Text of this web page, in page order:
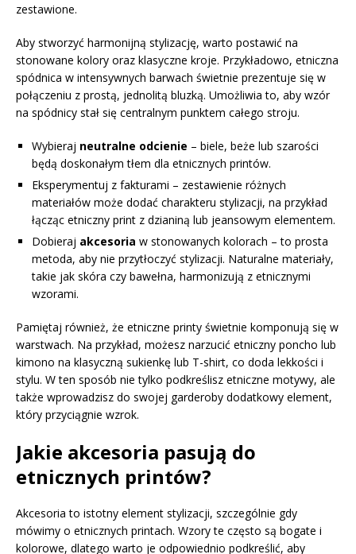
zestawione.
Aby stworzyć harmonijną stylizację, warto postawić na
stonowane kolory oraz klasyczne kroje. Przykładowo, etniczna
spódnica w intensywnych barwach świetnie prezentuje się w
połączeniu z prostą, jednolitą bluzką. Umożliwia to, aby wzór
na spódnicy stał się centralnym punktem całego stroju.
Wybieraj neutralne odcienie – biele, beże lub szarości
będą doskonałym tłem dla etnicznych printów.
Eksperymentuj z fakturami – zestawienie różnych
materiałów może dodać charakteru stylizacji, na przykład
łącząc etniczny print z dzianiną lub jeansowym elementem.
Dobieraj akcesoria w stonowanych kolorach – to prosta
metoda, aby nie przytłoczyć stylizacji. Naturalne materiały,
takie jak skóra czy bawełna, harmonizują z etnicznymi
wzorami.
Pamiętaj również, że etniczne printy świetnie komponują się w
warstwach. Na przykład, możesz narzucić etniczny poncho lub
kimono na klasyczną sukienkę lub T-shirt, co doda lekkości i
stylu. W ten sposób nie tylko podkreślisz etniczne motywy, ale
także wprowadzisz do swojej garderoby dodatkowy element,
który przyciągnie wzrok.
Jakie akcesoria pasują do
etnicznych printów?
Akcesoria to istotny element stylizacji, szczególnie gdy
mówimy o etnicznych printach. Wzory te często są bogate i
kolorowe, dlatego warto je odpowiednio podkreślić, aby